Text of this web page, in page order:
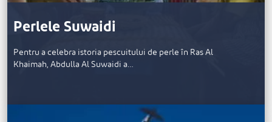
Perlele Suwaidi
Pentru a celebra istoria pescuitului de perle în Ras Al
Khaimah, Abdulla Al Suwaidi a…